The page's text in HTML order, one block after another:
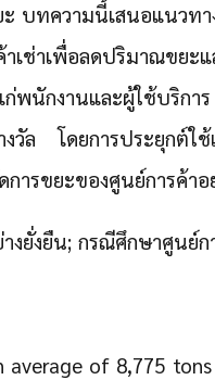
บทความนี้เสนอแนวท
เช่าเพื่อลดปริมาณขย
พนักงานและผู้ใช้บริกา
ล โดยการประยุกต์ใช้
ารขยะของศูนย์การค้าอ
งยั่งยืน; กรณีศึกษาศูนย์
average of 8,775